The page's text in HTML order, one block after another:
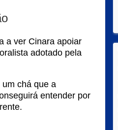
a ver Cinara apoiar
adotado pela
chá que a
entender por